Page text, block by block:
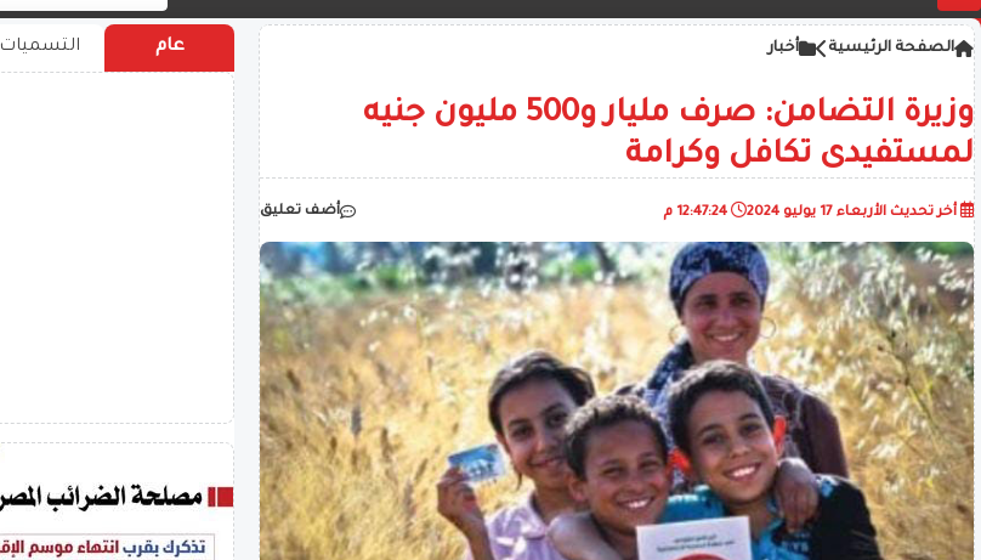
الصفحة الرئيسية أخبار
وزيرة التضامن: صرف مليار و500 مليون جنيه
لمستفيدى تكافل وكرامة
أخر تحديث الأربعاء 17 يوليو 2024 أضف تعليق
عام التسميات